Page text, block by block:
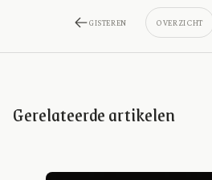
GISTEREN OVERZICHT
Gerelateerde artikelen